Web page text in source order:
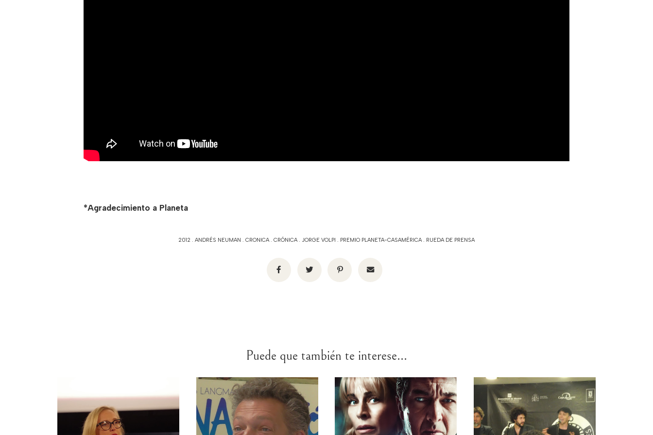
*Agradecimiento a Planeta
2012. ANDRÉS NEUMAN . CRONICA. CRÓNICA. JORGE VOLPI . PREMIO PLANETA-CASAMÉRICA. RUEDA DE PRENSA
Puede que también te interese...